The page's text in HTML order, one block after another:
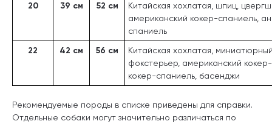
20 39 см 52 см
Китайская хохлатая, шпиц,
американский кокер-спаниель,
спаниель
22 42 см 56 см
Китайская хохлатая,
фокстерьер, американский
кокер-спаниель, басенджи
Рекомендуемые породы в списке приведены для справки.
Отдельные собаки могут значительно различаться по